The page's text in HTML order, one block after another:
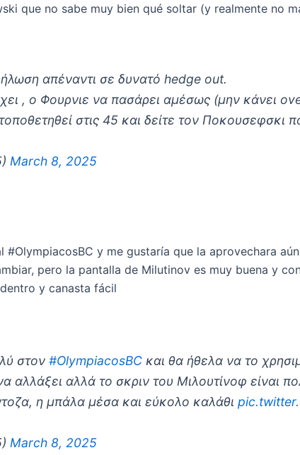
que no sabe muy bien qué soltar (y realmente no
απέναντι σε δυνατό hedge out.
, ο Φουρνιε να πασάρει αμέσως (μην κάνει
στις 45 και δείτε τον Ποκουσεφσκι
March 8, 2025
#OlympiacosBC y me gustaría que la aprovechara
pero la pantalla de Milutinov es muy buena y
y canasta fácil
στον#OlympiacosBC και θα ήθελα να το
αλλάξει αλλά το σκριν του Μιλουτίνοφ είναι
η μπάλα μέσα και εύκολο καλάθι
March 8, 2025